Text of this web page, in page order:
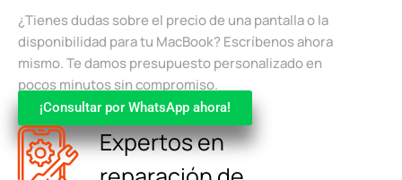
¿Tienes dudas sobre el precio de una pantalla o la
disponibilidad para tu MacBook? Escríbenos ahora
mismo. Te damos presupuesto personalizado en
pocos minutos sin compromiso.
¡Consultar por WhatsApp ahora!
Expertos en